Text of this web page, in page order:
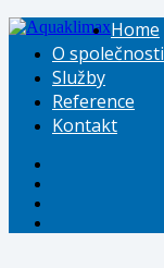
Home
O společnosti
Služby
Reference
Kontakt